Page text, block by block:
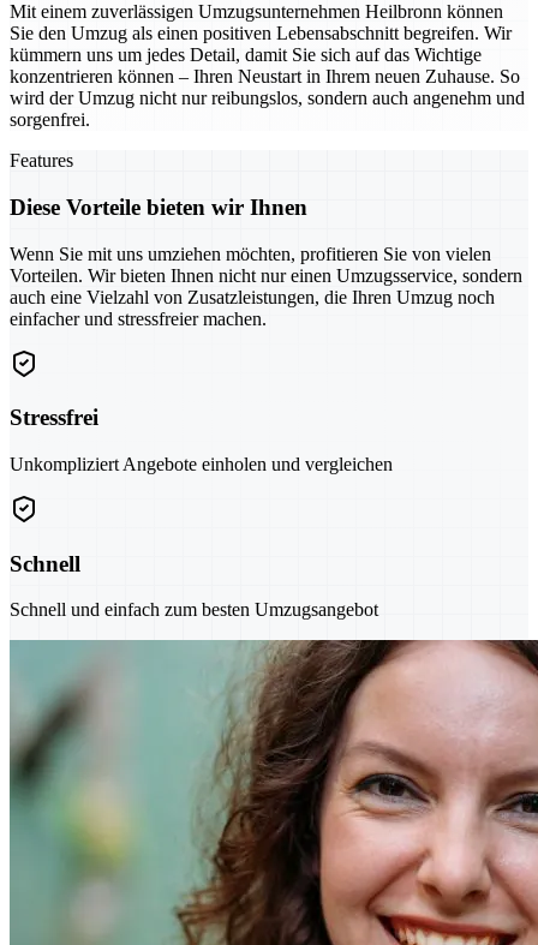
Mit einem zuverlässigen Umzugsunternehmen Heilbronn können
Sie den Umzug als einen positiven Lebensabschnitt begreifen. Wir
kümmern uns um jedes Detail, damit Sie sich auf das Wichtige
konzentrieren können – Ihren Neustart in Ihrem neuen Zuhause. So
wird der Umzug nicht nur reibungslos, sondern auch angenehm und
sorgenfrei.
Features
Diese Vorteile bieten wir Ihnen
Wenn Sie mit uns umziehen möchten, profitieren Sie von vielen
Vorteilen. Wir bieten Ihnen nicht nur einen Umzugsservice, sondern
auch eine Vielzahl von Zusatzleistungen, die Ihren Umzug noch
einfacher und stressfreier machen.
Stressfrei
Unkompliziert Angebote einholen und vergleichen
Schnell
Schnell und einfach zum besten Umzugsangebot